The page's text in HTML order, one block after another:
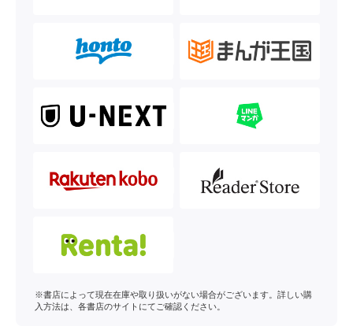
※書店によって現在在庫や取り扱いがない場合がございます。詳しい購
入方法は、各書店のサイトにてご確認ください。